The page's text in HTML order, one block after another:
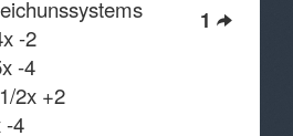
1
-2
-4
2x +2
4